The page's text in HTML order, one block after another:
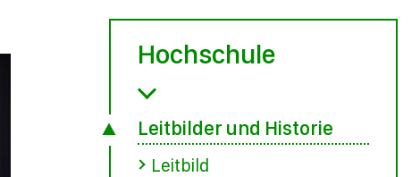
Hochschule
Leitbilder und Historie
Leitbild